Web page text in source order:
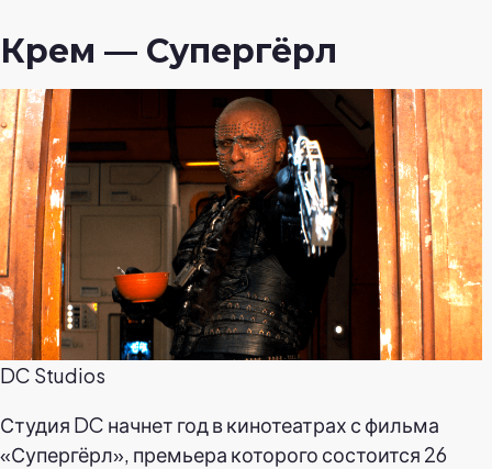
Крем — Супергёрл
DC Studios
Студия DC начнет год в кинотеатрах с фильма
«Супергёрл», премьера которого состоится 26